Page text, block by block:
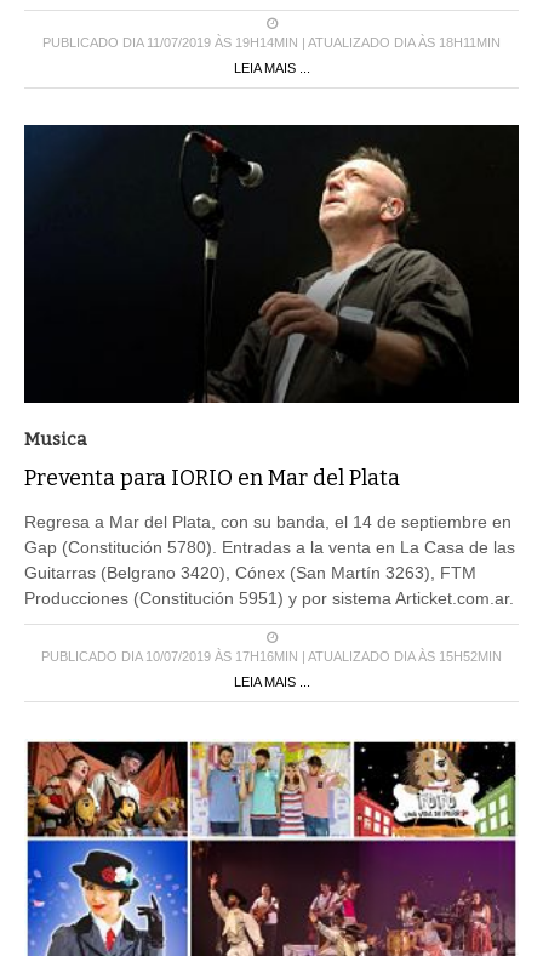
PUBLICADO DIA 11/07/2019 ÀS 19H14MIN | ATUALIZADO DIA ÀS 18H11MIN
LEIA MAIS ...
Musica
Preventa para IORIO en Mar del Plata
Regresa a Mar del Plata, con su banda, el 14 de septiembre en
Gap (Constitución 5780). Entradas a la venta en La Casa de las
Guitarras (Belgrano 3420), Cónex (San Martín 3263), FTM
Producciones (Constitución 5951) y por sistema Articket.com.ar.
PUBLICADO DIA 10/07/2019 ÀS 17H16MIN | ATUALIZADO DIA ÀS 15H52MIN
LEIA MAIS ...